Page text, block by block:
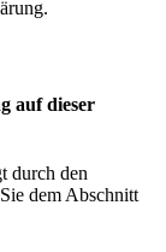
auf dieser
durch den
dem Abschnitt